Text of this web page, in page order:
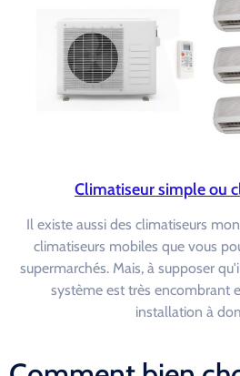
Climatiseur simple ou
Il existe aussi des climatiseurs
climatiseurs mobiles que vous
supermarchés. Mais, à supposer
système est très encombrant
installation à